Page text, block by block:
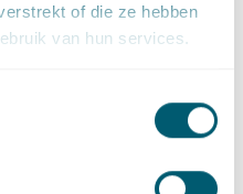
of die ze hebben
van hun services.
worden beoordeeld of sprake
aard (zie bijvoorbeeld
volgens de Afdeling niet van
aanpassingen
acht de Afdeling het